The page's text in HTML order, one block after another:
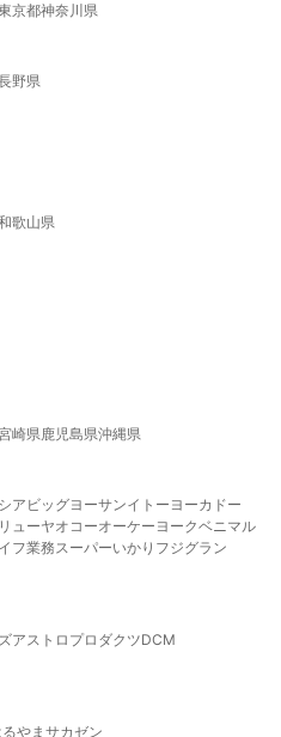
京都神奈川県
野県
歌山県
崎県鹿児島県沖縄県
ア ビッグヨーサンイトーヨーカドー
ューヤオコーオーケー ヨークベニマル
フ業務スーパーいかり フジグラン
アストロプロダクツDCM
やま サカゼン